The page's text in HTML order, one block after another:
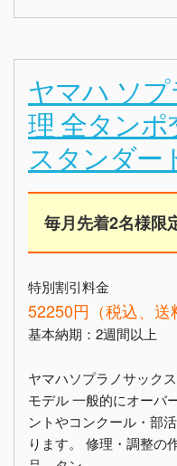
ヤマハ ソ
理 全タンポ
スタンダー
毎月先着2名様限
特別割引料金
52250円（税込、送
基本納期：2週間以上
ヤマハソプラノサック
モデル 一般的にオーバ
ントやコンクール・部
ります。 修理・調整の